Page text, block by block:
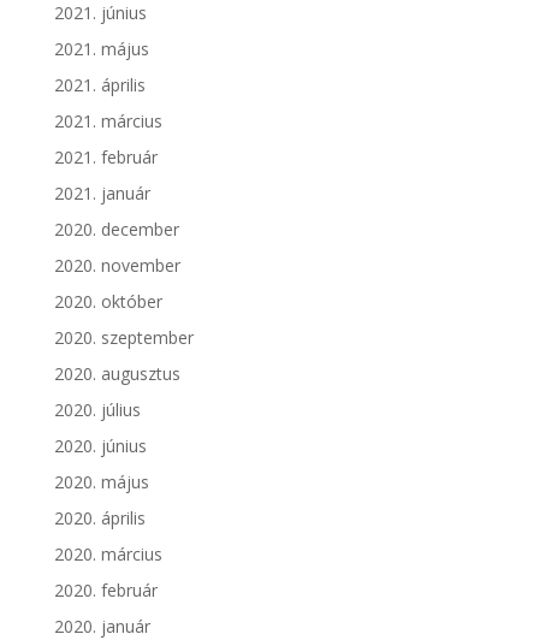
2021. június
2021. május
2021. április
2021. március
2021. február
2021. január
2020. december
2020. november
2020. október
2020. szeptember
2020. augusztus
2020. július
2020. június
2020. május
2020. április
2020. március
2020. február
2020. január